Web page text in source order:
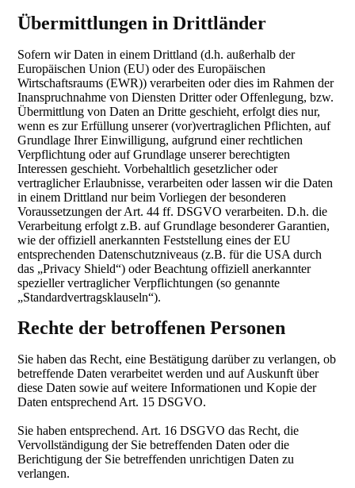
Übermittlungen in Drittländer
Sofern wir Daten in einem Drittland (d.h. außerhalb der
Europäischen Union (EU) oder des Europäischen
Wirtschaftsraums (EWR)) verarbeiten oder dies im Rahmen der
Inanspruchnahme von Diensten Dritter oder Offenlegung, bzw.
Übermittlung von Daten an Dritte geschieht, erfolgt dies nur,
wenn es zur Erfüllung unserer (vor)vertraglichen Pflichten, auf
Grundlage Ihrer Einwilligung, aufgrund einer rechtlichen
Verpflichtung oder auf Grundlage unserer berechtigten
Interessen geschieht. Vorbehaltlich gesetzlicher oder
vertraglicher Erlaubnisse, verarbeiten oder lassen wir die Daten
in einem Drittland nur beim Vorliegen der besonderen
Voraussetzungen der Art. 44 ff. DSGVO verarbeiten. D.h. die
Verarbeitung erfolgt z.B. auf Grundlage besonderer Garantien,
wie der offiziell anerkannten Feststellung eines der EU
entsprechenden Datenschutzniveaus (z.B. für die USA durch
das „Privacy Shield“) oder Beachtung offiziell anerkannter
spezieller vertraglicher Verpflichtungen (so genannte
„Standardvertragsklauseln“).
Rechte der betroffenen Personen
Sie haben das Recht, eine Bestätigung darüber zu verlangen, ob
betreffende Daten verarbeitet werden und auf Auskunft über
diese Daten sowie auf weitere Informationen und Kopie der
Daten entsprechend Art. 15 DSGVO.
Sie haben entsprechend. Art. 16 DSGVO das Recht, die
Vervollständigung der Sie betreffenden Daten oder die
Berichtigung der Sie betreffenden unrichtigen Daten zu
verlangen.